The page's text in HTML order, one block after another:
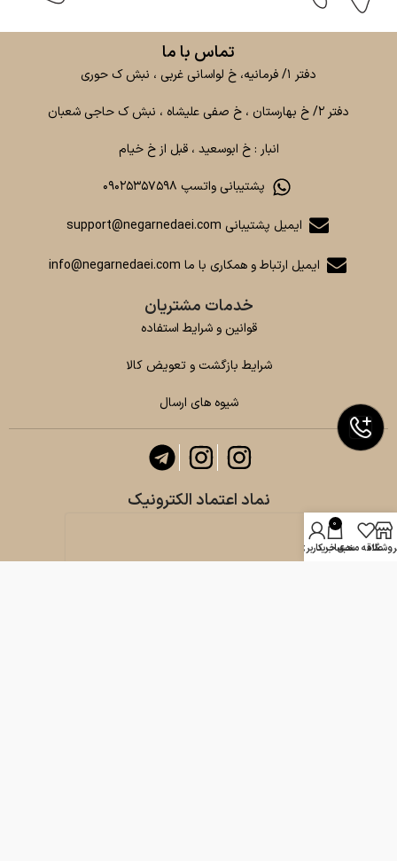
تماس با ما
دفتر ۱/ فرمانیه، خ لواسانی غربی ، نبش ک حوری
دفتر ۲/ خ بهارستان ، خ صفی علیشاه ، نبش ک حاجی شعبان
انبار : خ ابوسعید ، قبل از خ خیام
پشتیبانی واتسپ ۰۹۰۲۵۳۵۷۵۹۸
ایمیل پشتیبانی support@negarnedaei.com
ایمیل ارتباط و همکاری با ما info@negarnedaei.com
خدمات مشتریان
قوانین و شرایط استفاده
شرایط بازگشت و تعویض کالا
شیوه های ارسال
نماد اعتماد الکترونیک
علاقه مندی
0
سبد خرید
حساب کاربری من